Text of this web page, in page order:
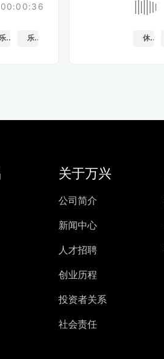
00:00:36
乐观的 乐趣 休息
关于万兴
公司简介
新闻中心
人才招聘
创业历程
投资者关系
社会责任